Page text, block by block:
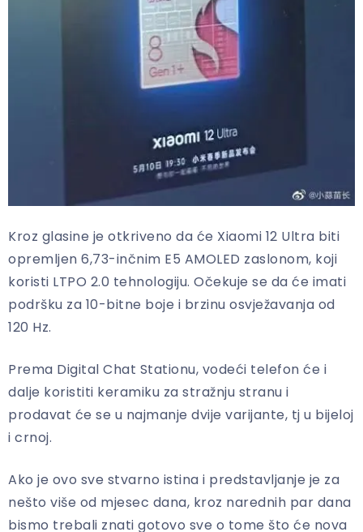
Kroz glasine je otkriveno da će Xiaomi 12 Ultra biti
opremljen 6,73-inčnim E5 AMOLED zaslonom, koji
koristi LTPO 2.0 tehnologiju. Očekuje se da će imati
podršku za 10-bitne boje i brzinu osvježavanja od
120 Hz.
Prema Digital Chat Stationu, vodeći telefon će i
dalje koristiti keramiku za stražnju stranu i
prodavat će se u najmanje dvije varijante, tj u bijeloj
i crnoj.
Ako je ovo sve stvarno istina i predstavljanje je za
nešto više od mjesec dana, kroz narednih par dana
bismo trebali znati gotovo sve o tome što će nova